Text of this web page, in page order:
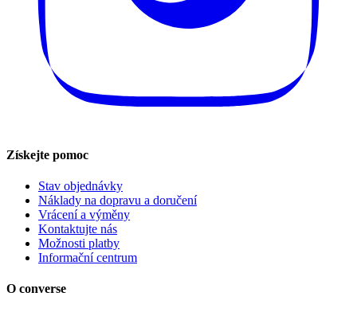
Získejte pomoc
Stav objednávky
Náklady na dopravu a doručení
Vrácení a výměny
Kontaktujte nás
Možnosti platby
Informační centrum
O converse